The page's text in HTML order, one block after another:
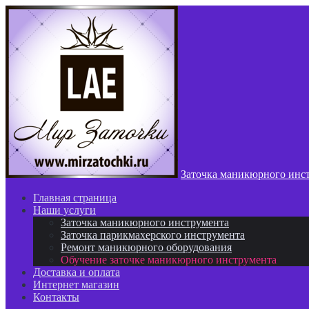
Заточка маникюрного
Главная страница
Наши услуги
Заточка маникюрного инструмента
Зaточка пaрикмахерского инструментa
Ремонт маникюрного оборудования
Обучение заточке маникюрного инструмента
Доставка и оплата
Интернет магазин
Контакты